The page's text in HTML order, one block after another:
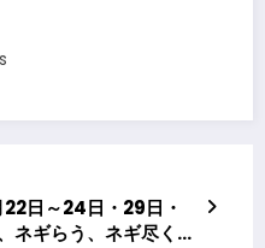
22日～24日・29日・
ネギらう、ネギ尽くし